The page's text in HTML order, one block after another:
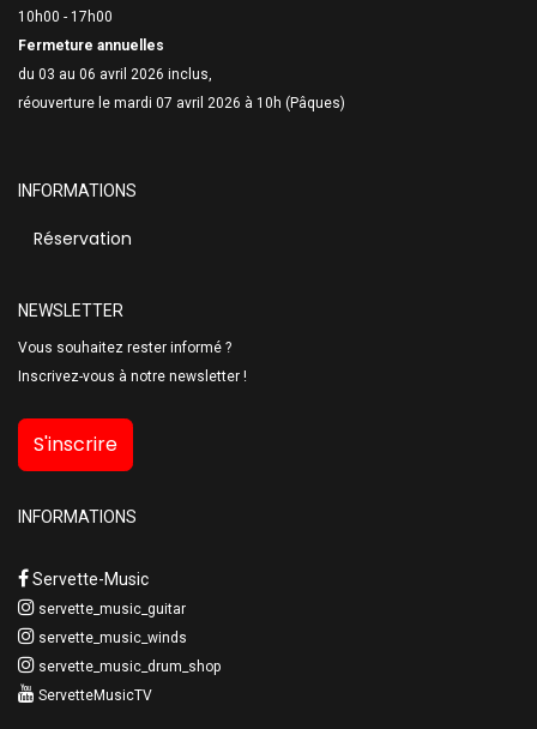
10h00 - 17h00
Fermeture annuelles
du 03 au 06 avril 2026 inclus,
réouverture le mardi 07 avril 2026 à 10h (Pâques)
INFORMATIONS
Réservation
NEWSLETTER
Vous souhaitez rester informé ?
Inscrivez-vous à notre newsletter !
S'inscrire
INFORMATIONS
Servette-Music
servette_music_guitar
servette_music_winds
servette_music_drum_shop
ServetteMusicTV